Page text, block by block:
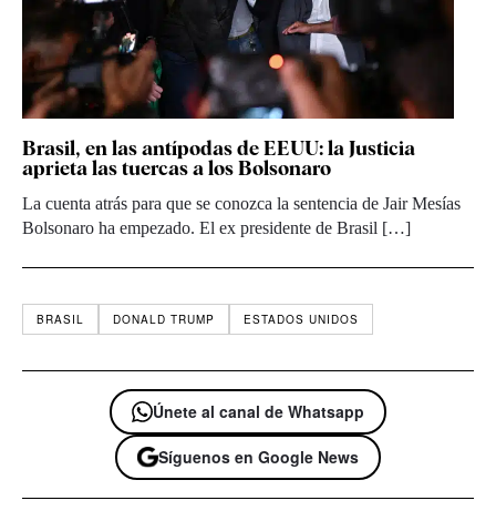
Brasil, en las antípodas de EEUU: la Justicia
aprieta las tuercas a los Bolsonaro
La cuenta atrás para que se conozca la sentencia de Jair Mesías
Bolsonaro ha empezado. El ex presidente de Brasil […]
BRASIL DONALD TRUMP ESTADOS UNIDOS
Únete al canal de Whatsapp
Síguenos en Google News